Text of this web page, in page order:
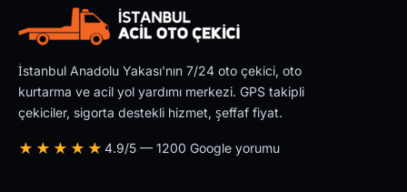
İstanbul Anadolu Yakası'nın 7/24 oto çekici, oto
kurtarma ve acil yol yardımı merkezi. GPS takipli
çekiciler, sigorta destekli hizmet, şeffaf fiyat.
★★★★★ 4.9/5 — 1200 Google yorumu